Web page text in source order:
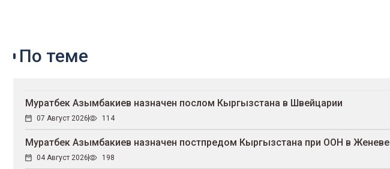
По теме
Муратбек Азымбакиев назначен послом Кыргызстана в Швейцарии
07 Август 2026 114
Муратбек Азымбакиев назначен постпредом Кыргызстана при ООН в Женеве
04 Август 2026 198